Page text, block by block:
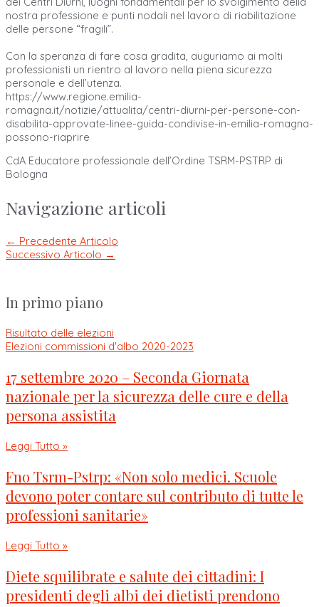
nostra professione e punti nodali nel lavoro di riabilitazione
delle persone “fragili”.
Con la speranza di fare cosa gradita, auguriamo ai molti
professionisti un rientro al lavoro nella piena sicurezza
personale e dell’utenza.
https://www.regione.emilia-
romagna.it/notizie/attualita/centri-diurni-per-persone-con-
disabilita-approvate-linee-guida-condivise-in-emilia-romagna-
possono-riaprire
CdA Educatore professionale dell’Ordine TSRM-PSTRP di
Bologna
Navigazione articoli
← Precedente Articolo
Successivo Articolo →
In primo piano
Risultato delle elezioni
Elezioni commissioni d'albo 2020-2023
17 settembre 2020 – Seconda Giornata
nazionale per la sicurezza delle cure e della
persona assistita
Leggi Tutto »
Fno Tsrm-Pstrp: «Non solo medici. Scuole
devono poter contare sul contributo di tutte le
professioni sanitarie»
Leggi Tutto »
Diete squilibrate e salute dei cittadini: I
presidenti degli albi dei dietisti prendono